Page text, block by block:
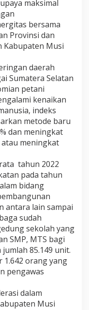
maksimal
bersama
Provinsi dan
Kabupaten Musi
daerah
Sumatera Selatan
petani
kenaikan
indeks
metode baru
dan meningkat
atau meningkat
tahun 2022
pada tahun
bidang
antara lain sampai
sudah
sekolah yang
SMP, MTS bagi
85.149 unit.
1.642 orang yang
pengawas
dalam
Musi